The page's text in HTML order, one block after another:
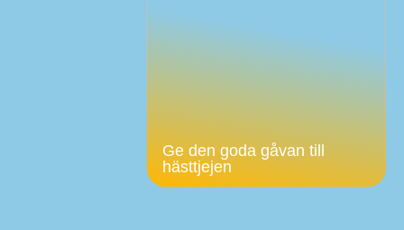
Ge den goda gåvan till
hästtjejen